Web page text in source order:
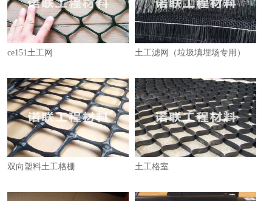
ce151土工网 土工滤网（垃圾填埋场专用）
双向塑料土工格栅 土工格室